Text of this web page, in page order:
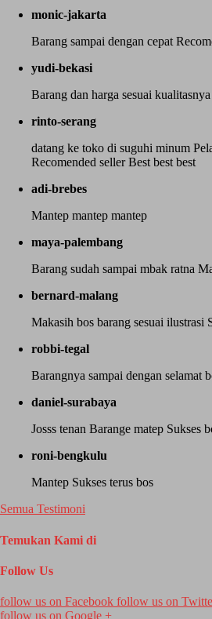
monic-jakarta
Barang sampai dengan cepat
yudi-bekasi
Barang dan harga sesuai
rinto-serang
datang ke toko di suguhi minum
Recomended seller Best best best
adi-brebes
Mantep mantep mantep
maya-palembang
Barang sudah sampai mbak ratna
bernard-malang
Makasih bos barang sesuai ilustrasi
robbi-tegal
Barangnya sampai dengan selamat
daniel-surabaya
Josss tenan Barange matep Sukses
roni-bengkulu
Mantep Sukses terus bos
Semua Testimoni
Temukan Kami di
Follow Us
follow us on Facebook follow us on
follow us on Google +